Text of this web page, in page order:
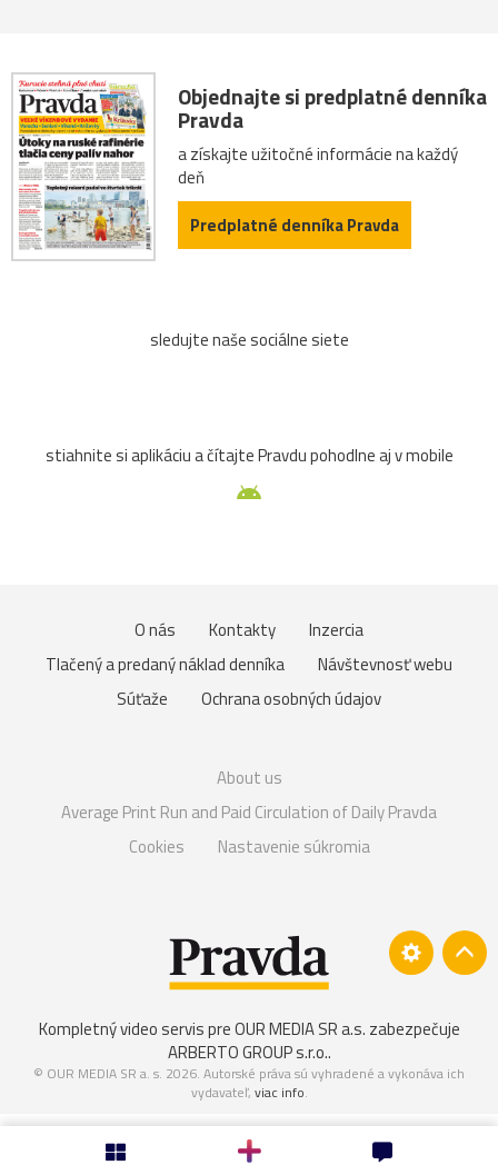
Objednajte si predplatné denníka
Pravda
a získajte užitočné informácie na každý
deň
Predplatné denníka Pravda
sledujte naše sociálne siete
stiahnite si aplikáciu a čítajte Pravdu pohodlne aj v mobile
O nás Kontakty
Inzercia
Tlačený a predaný náklad denníka
Návštevnosť webu
Súťaže
Ochrana osobných údajov
About us
Average Print Run and Paid Circulation of Daily Pravda
Cookies
Nastavenie súkromia
Kompletný video servis pre OUR MEDIA SR a.s. zabezpečuje
ARBERTO GROUP s.r.o..
© OUR MEDIA SR a. s. 2026. Autorské práva sú vyhradené a vykonáva ich
vydavateľ, viac info.